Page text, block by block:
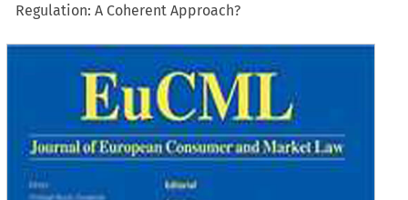
Regulation: A Coherent Approach?